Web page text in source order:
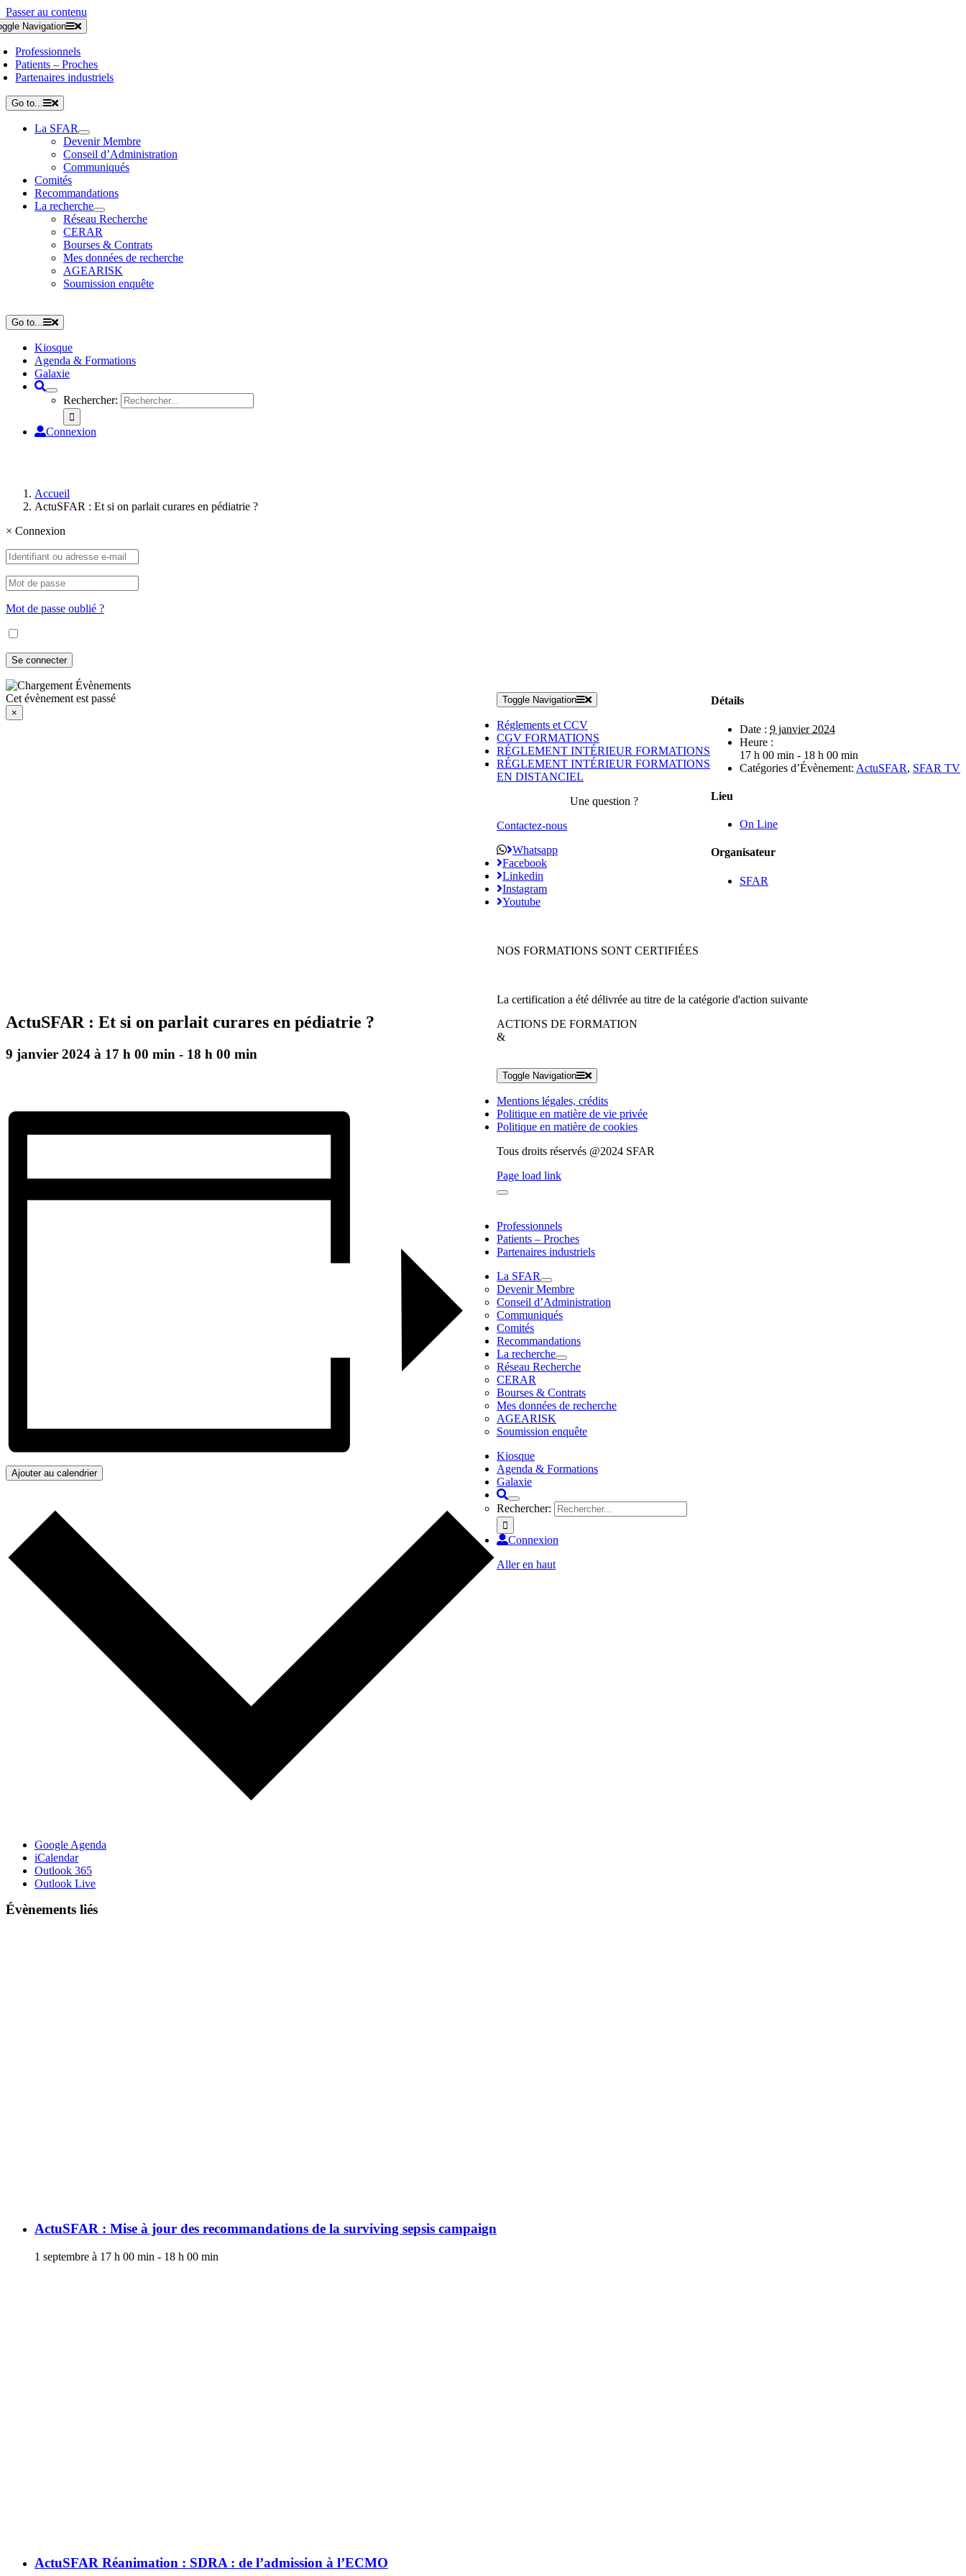
Passer au contenu
Navigation
Professionnels
Patients – Proches
Partenaires industriels
Go to...
La SFAR
Devenir Membre
Conseil d’Administration
Communiqués
Comités
Recommandations
La recherche
Réseau Recherche
CERAR
Bourses & Contrats
Mes données de recherche
AGEARISK
Soumission enquête
Go to...
Kiosque
Agenda & Formations
Galaxie
Rechercher:
Connexion
Accueil
ActuSFAR : Et si on parlait curares en pédiatrie ?
× Connexion
Mot de passe oublié ?
Cet évènement est passé
×
ActuSFAR : Et si on parlait curares en pédiatrie ?
9 janvier 2024 à 17 h 00 min - 18 h 00 min
Ajouter au calendrier
Google Agenda
iCalendar
Outlook 365
Outlook Live
Évènements liés
ActuSFAR : Mise à jour des recommandations de la surviving sepsis campaign
1 septembre à 17 h 00 min - 18 h 00 min
ActuSFAR Réanimation : SDRA : de l’admission à l’ECMO
Détails
Date : 9 janvier 2024
Heure :
17 h 00 min - 18 h 00 min
Catégories d’Évènement: ActuSFAR, SFAR TV
Lieu
On Line
Organisateur
SFAR
Toggle Navigation
Réglements et CCV
CGV FORMATIONS
RÉGLEMENT INTÉRIEUR FORMATIONS
RÉGLEMENT INTÉRIEUR FORMATIONS
EN DISTANCIEL
Une question ?
Contactez-nous
Whatsapp
Facebook
Linkedin
Instagram
Youtube
NOS FORMATIONS SONT CERTIFIÉES
La certification a été délivrée au titre de la catégorie d'action suivante
ACTIONS DE FORMATION
&
Toggle Navigation
Mentions légales, crédits
Politique en matière de vie privée
Politique en matière de cookies
Tous droits réservés @2024 SFAR
Page load link
Professionnels
Patients – Proches
Partenaires industriels
La SFAR
Devenir Membre
Conseil d’Administration
Communiqués
Comités
Recommandations
La recherche
Réseau Recherche
CERAR
Bourses & Contrats
Mes données de recherche
AGEARISK
Soumission enquête
Kiosque
Agenda & Formations
Galaxie
Rechercher:
Connexion
Aller en haut